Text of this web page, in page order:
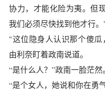
协力，才能化险为夷。但
我们必须尽快找到他才行。
"这位隐身人认识那个傻
由利奈盯着政南说道。
“是什么人？”政南一脸茫然。
“是个女人，她说和你在勇